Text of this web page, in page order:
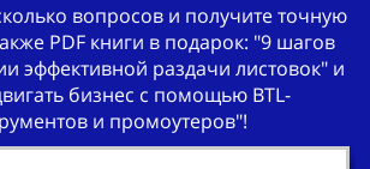
вопросов и получите точную
PDF книги в подарок: "9 шагов
эффективной раздачи листовок" и
бизнес с помощью BTL-
и промоутеров"!